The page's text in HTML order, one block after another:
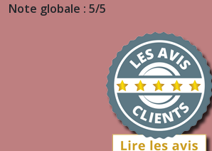
Note globale : 5/5